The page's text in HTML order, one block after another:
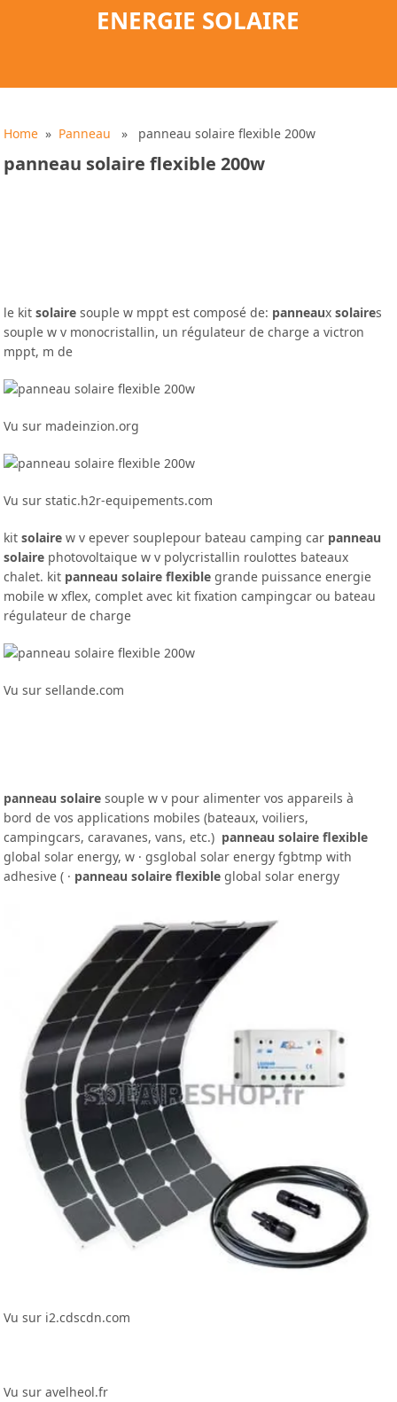
ENERGIE SOLAIRE
Home » Panneau » panneau solaire flexible 200w
panneau solaire flexible 200w
le kitsolaire souple w mppt est composé de: panneauxsolaires
souple w v monocristallin, un régulateur de charge a victron
mppt, m de
Vu sur madeinzion.org
Vu sur static.h2r-equipements.com
kitsolaire w v epever souplepour bateau camping car panneau
solaire photovoltaique w v polycristallin roulottes bateaux
chalet. kit panneau solaire flexible grande puissance energie
mobile w xflex, complet avec kit fixation campingcar ou bateau
régulateur de charge
Vu sur sellande.com
panneau solaire souple w v pour alimenter vos appareils à
bord de vos applications mobiles (bateaux, voiliers,
campingcars, caravanes, vans, etc.) panneau solaire flexible
global solar energy, w · gsglobal solar energy fgbtmp with
adhesive ( · panneau solaire flexible global solar energy
Vu sur i2.cdscdn.com
Vu sur avelheol.fr